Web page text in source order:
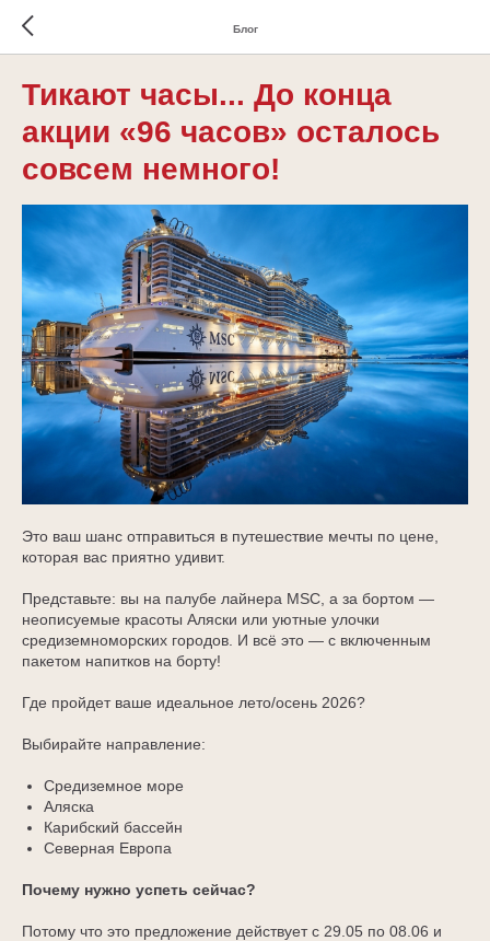
Блог
Тикают часы... До конца
акции «96 часов» осталось
совсем немного!
Это ваш шанс отправиться в путешествие мечты по цене,
которая вас приятно удивит.
Представьте: вы на палубе лайнера MSC, а за бортом —
неописуемые красоты Аляски или уютные улочки
средиземноморских городов. И всё это — с включенным
пакетом напитков на борту!
Где пройдет ваше идеальное лето/осень 2026?
Выбирайте направление:
Средиземное море
Аляска
Карибский бассейн
Северная Европа
Почему нужно успеть сейчас?
Потому что это предложение действует с 29.05 по 08.06 и